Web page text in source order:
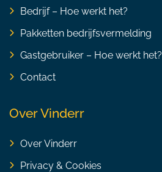
Bedrijf – Hoe werkt het?
Pakketten bedrijfsvermelding
Gastgebruiker – Hoe werkt het?
Contact
Over Vinderr
Over Vinderr
Privacy & Cookies